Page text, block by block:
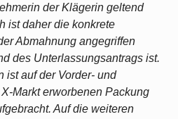
der Klägerin geltend
ist daher die konkrete
Abmahnung angegriffen
des Unterlassungsantrags ist.
ist auf der Vorder- und
Markt erworbenen Packung
Auf die weiteren